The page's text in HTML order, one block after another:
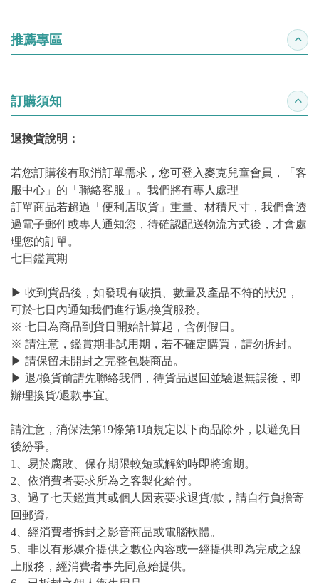
推薦專區 收合
訂購須知 收合
退換貨說明：
若您訂購後有取消訂單需求，您可登入麥克兒童會員，「客
服中心」的「聯絡客服」。我們將有專人處理
訂單商品若超過「便利店取貨」重量、材積尺寸，我們會透
過電子郵件或專人通知您，待確認配送物流方式後，才會處
理您的訂單。
七日鑑賞期
▶ 收到貨品後，如發現有破損、數量及產品不符的狀況，
可於七日內通知我們進行退/換貨服務。
※ 七日為商品到貨日開始計算起，含例假日。
※ 請注意，鑑賞期非試用期，若不確定購買，請勿拆封。
▶ 請保留未開封之完整包裝商品。
▶ 退/換貨前請先聯絡我們，待貨品退回並驗退無誤後，即
辦理換貨/退款事宜。
請注意，消保法第19條第1項規定以下商品除外，以避免日
後紛爭。
1、易於腐敗、保存期限較短或解約時即將逾期。
2、依消費者要求所為之客製化給付。
3、過了七天鑑賞其或個人因素要求退貨/款，請自行負擔寄
回郵資。
4、經消費者拆封之影音商品或電腦軟體。
5、非以有形媒介提供之數位內容或一經提供即為完成之線
上服務，經消費者事先同意始提供。